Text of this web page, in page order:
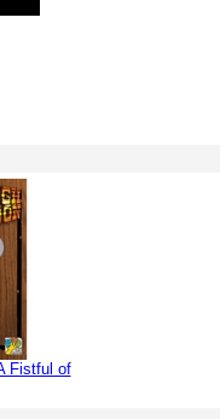
Fistful of